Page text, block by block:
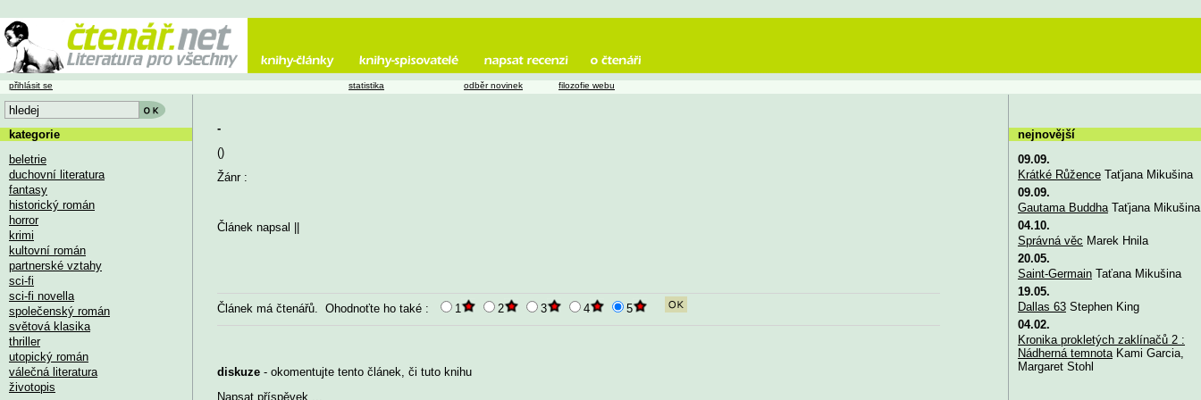
-
()
Žánr :
Článek napsal
Článek máčtenářů. Ohodnoťte ho také : 1 2 3 4 5
diskuze - okomentujte tento článek, či tuto knihu
Napsat příspěvek
přihlásit se statistika odběr novinek filozofie webu
kategorie
beletrie
duchovní literatura
fantasy
historický román
horror
krimi
kultovní román
partnerské vztahy
sci-fi
sci-fi novella
společenský román
světová klasika
thriller
utopický román
válečná literatura
životopis
nejnovější
09.09.
Krátké RůženceTaťjana Mikušina
09.09.
Gautama BuddhaTaťjana Mikušina
04.10.
Správná věc Marek Hnila
20.05.
Saint-GermainTaťana Mikušina
19.05.
Dallas 63Stephen King
04.02.
Kronika prokletých zaklínačů 2 :
Nádherná temnotaKami Garcia,
Margaret Stohl